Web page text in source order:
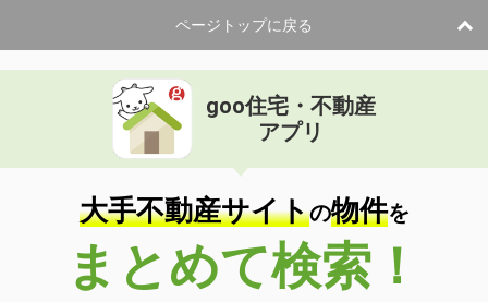
ページトップに戻る
goo住宅・不動産
アプリ
大手不動産サイトの物件を
まとめて検索！